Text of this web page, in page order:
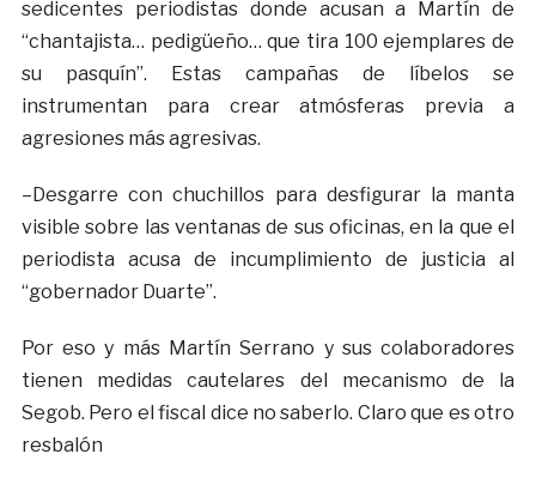
sedicentes periodistas donde acusan a Martín de
“chantajista… pedigüeño… que tira 100 ejemplares de
su pasquín”. Estas campañas de líbelos se
instrumentan para crear atmósferas previa a
agresiones más agresivas.
–Desgarre con chuchillos para desfigurar la manta
visible sobre las ventanas de sus oficinas, en la que el
periodista acusa de incumplimiento de justicia al
“gobernador Duarte”.
Por eso y más Martín Serrano y sus colaboradores
tienen medidas cautelares del mecanismo de la
Segob. Pero el fiscal dice no saberlo. Claro que es otro
resbalón